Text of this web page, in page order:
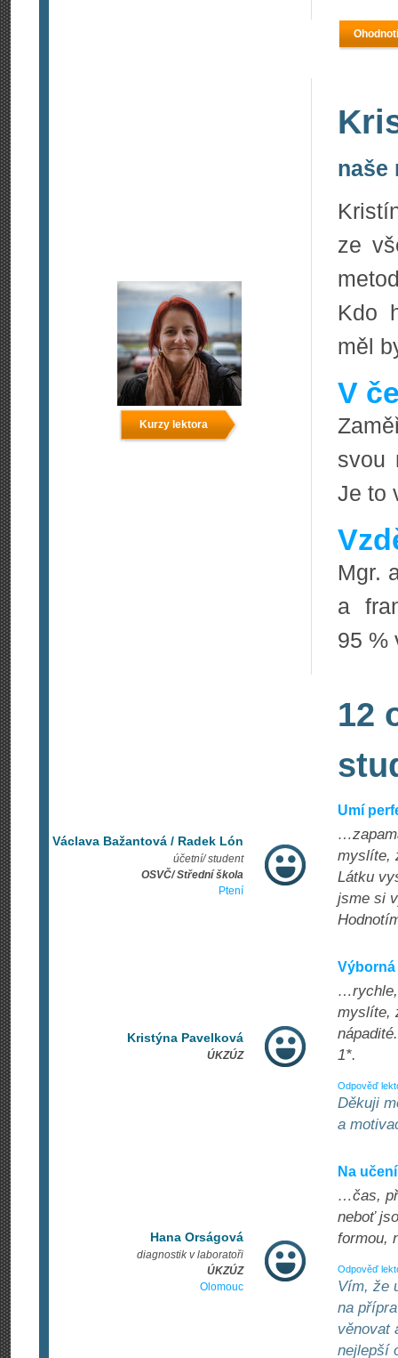
Kurzy lektora
naše
ze
Kdo
měl
V
svou
Je to
Mgr.
a
95 %
12
Václava Bažantová / Radek Lón
účetní/ student
OSVČ/ Střední škola
Ptení
Umí
myslíte,
Látku
jsme si
Kristýna Pavelková
ÚKZÚZ
…rychle,
myslíte,
1*.
Odpověď
Děkuji
a
Hana Orságová
diagnostik v laboratoři
ÚKZÚZ
Olomouc
Na
…čas,
neboť
formou,
Odpověď
Vím, že
na
věnovat
nejlepší